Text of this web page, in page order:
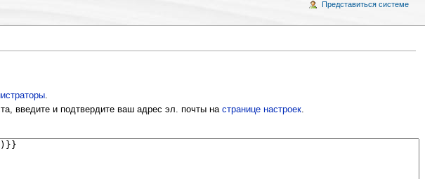
.
введите и подтвердите ваш адрес эл. почты на странице настроек.
Представиться системе